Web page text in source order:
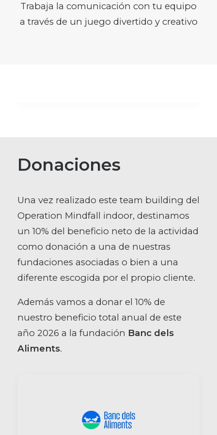
Trabaja la comunicación con tu equipo
a través de un juego divertido y creativo
Donaciones
Una vez realizado este team building del
Operation Mindfall indoor, destinamos
un 10% del beneficio neto de la actividad
como donación a una de nuestras
fundaciones asociadas o bien a una
diferente escogida por el propio cliente.
Además vamos a donar el 10% de
nuestro beneficio total anual de este
año 2026 a la fundación Banc dels
Aliments.